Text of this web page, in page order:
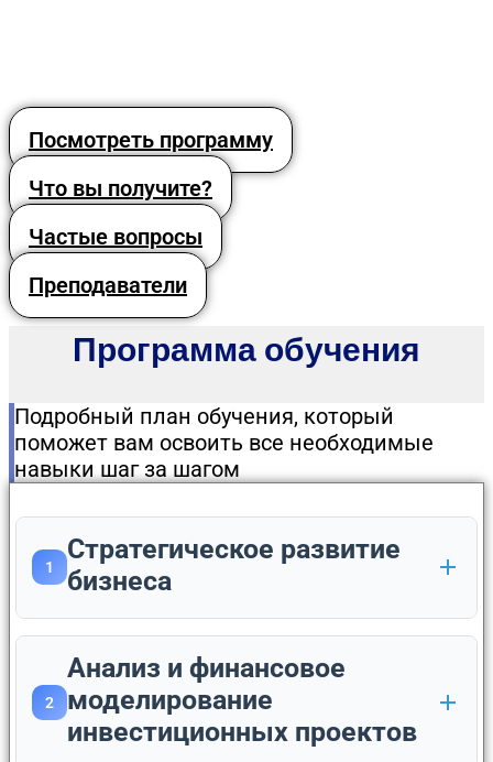
Посмотреть программу
Что вы получите?
Частые вопросы
Преподаватели
Программа обучения
Подробный план обучения, который
поможет вам освоить все необходимые
навыки шаг за шагом
1
Стратегическое развитие
бизнеса
2
Анализ и финансовое
моделирование
инвестиционных проектов